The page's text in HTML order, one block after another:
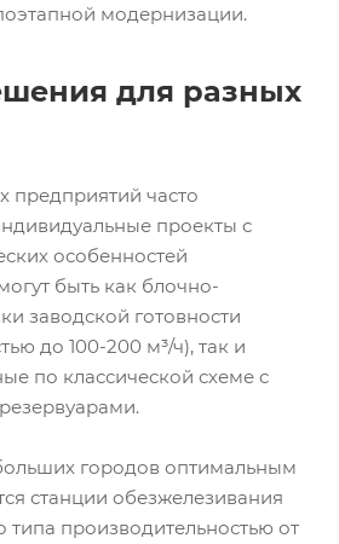
модернизации.
для разных
часто
проекты с
особенностей
быть как блочно-
заводской готовности
до 100-200 м³/ч), так и
по классической схеме с
городов оптимальным
станции обезжелезивания
типа производительностью от